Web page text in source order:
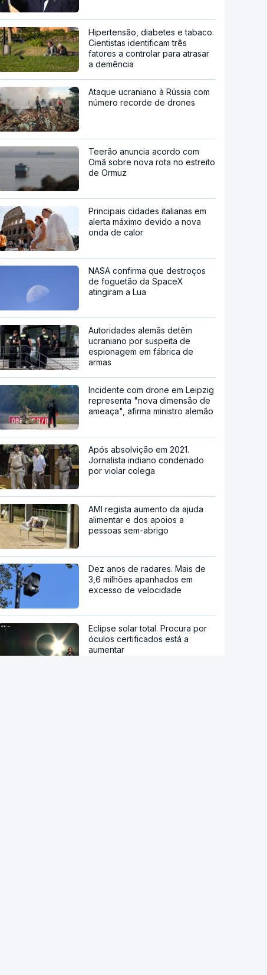
Hipertensão, diabetes e tabaco.
Cientistas identificam três
fatores a controlar para atrasar
a demência
Ataque ucraniano à Rússia com
número recorde de drones
Teerão anuncia acordo com
Omã sobre nova rota no estreito
de Ormuz
Principais cidades italianas em
alerta máximo devido a nova
onda de calor
NASA confirma que destroços
de foguetão da SpaceX
atingiram a Lua
Autoridades alemãs detêm
ucraniano por suspeita de
espionagem em fábrica de
armas
Incidente com drone em Leipzig
representa "nova dimensão de
ameaça", afirma ministro alemão
Após absolvição em 2021.
Jornalista indiano condenado
por violar colega
AMI regista aumento da ajuda
alimentar e dos apoios a
pessoas sem-abrigo
Dez anos de radares. Mais de
3,6 milhões apanhados em
excesso de velocidade
Eclipse solar total. Procura por
óculos certificados está a
aumentar